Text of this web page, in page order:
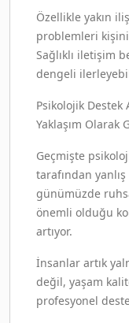
Özellikle yakın
problemleri
Sağlıklı iletişim
dengeli
Psikolojik
Yaklaşım Olarak
Geçmişte
tarafından
günümüzde
önemli olduğu
artıyor.
İnsanlar artık
değil, yaşam
profesyonel